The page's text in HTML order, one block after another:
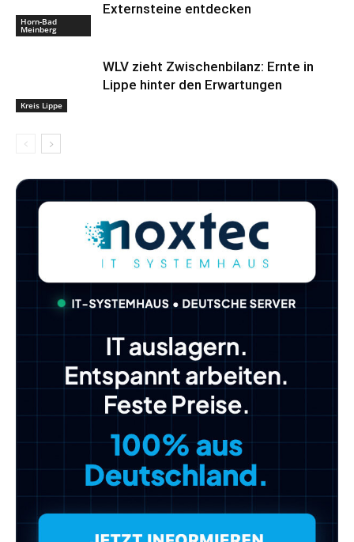
Horn-Bad
Meinberg
Externsteine entdecken
Kreis Lippe
WLV zieht Zwischenbilanz: Ernte in
Lippe hinter den Erwartungen